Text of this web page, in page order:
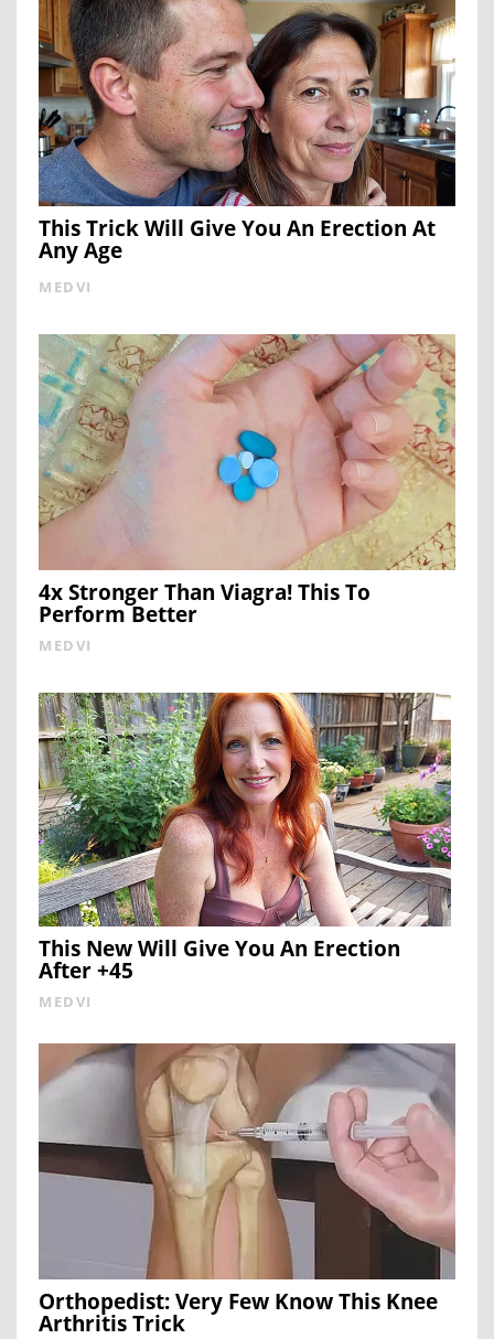
This Trick Will Give You An Erection At
Any Age
MEDVI
4x Stronger Than Viagra! This To
Perform Better
MEDVI
This New Will Give You An Erection
After +45
MEDVI
Orthopedist: Very Few Know This Knee
Arthritis Trick